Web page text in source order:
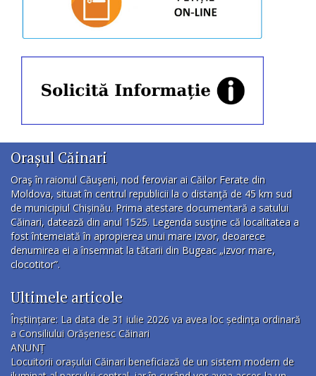
Orașul Căinari
Oraş în raionul Căuşeni, nod feroviar ai Căilor Ferate din
Moldova, situat în centrul republicii la o distanţă de 45 km sud
de municipiul Chișinău. Prima atestare documentară a satului
Căinari, datează din anul 1525. Legenda susţine că localitatea a
fost întemeiată în apropierea unui mare izvor, deoarece
denumirea ei a însemnat la tătarii din Bugeac „izvor mare,
clocotitor”.
Ultimele articole
Înștiințare: La data de 31 iulie 2026 va avea loc ședința ordinară
a Consiliului Orășenesc Căinari
ANUNȚ
Locuitorii orașului Căinari beneficiază de un sistem modern de